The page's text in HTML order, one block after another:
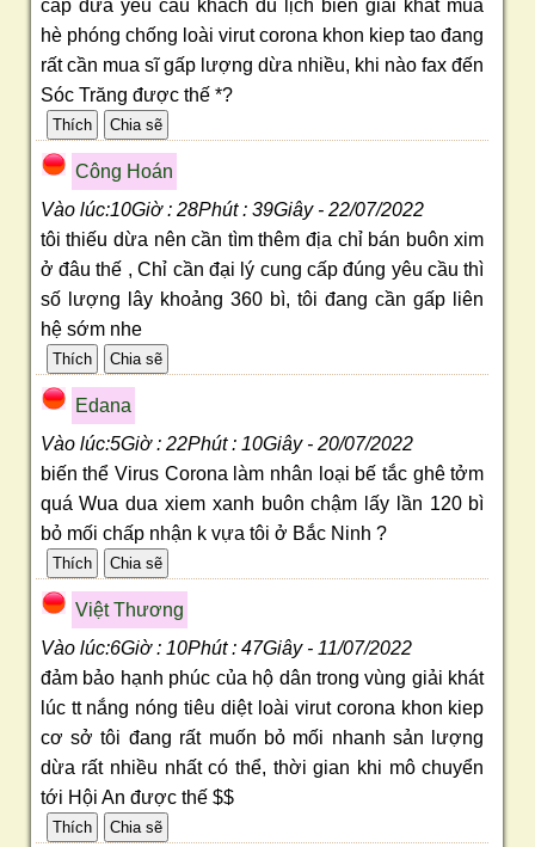
cấp dừa yêu cầu khách du lịch biển giải khát mùa
hè phóng chống loài virut corona khon kiep tao đang
rất cần mua sĩ gấp lượng dừa nhiều, khi nào fax đến
Sóc Trăng được thế *?
Công Hoán
Vào lúc:10Giờ : 28Phút : 39Giây - 22/07/2022
tôi thiếu dừa nên cần tìm thêm địa chỉ bán buôn xim
ở đâu thế , Chỉ cần đại lý cung cấp đúng yêu cầu thì
số lượng lây khoảng 360 bì, tôi đang cần gấp liên
hệ sớm nhe
Edana
Vào lúc:5Giờ : 22Phút : 10Giây - 20/07/2022
biến thể Virus Corona làm nhân loại bế tắc ghê tởm
quá Wua dua xiem xanh buôn chậm lấy lần 120 bì
bỏ mối chấp nhận k vựa tôi ở Bắc Ninh ?
Việt Thương
Vào lúc:6Giờ : 10Phút : 47Giây - 11/07/2022
đảm bảo hạnh phúc của hộ dân trong vùng giải khát
lúc tt nắng nóng tiêu diệt loài virut corona khon kiep
cơ sở tôi đang rất muốn bỏ mối nhanh sản lượng
dừa rất nhiều nhất có thể, thời gian khi mô chuyển
tới Hội An được thế $$